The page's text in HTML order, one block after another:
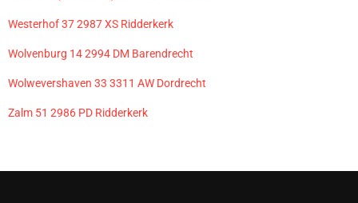
Westerhof 37 2987 XS Ridderkerk
Wolvenburg 14 2994 DM Barendrecht
Wolwevershaven 33 3311 AW Dordrecht
Zalm 51 2986 PD Ridderkerk